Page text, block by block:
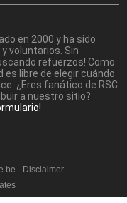
en 2000 y ha sido
voluntarios. Sin
refuerzos! Como
es libre de elegir cuándo
¿Eres fanático de RSC
a nuestro sitio?
- Disclaimer